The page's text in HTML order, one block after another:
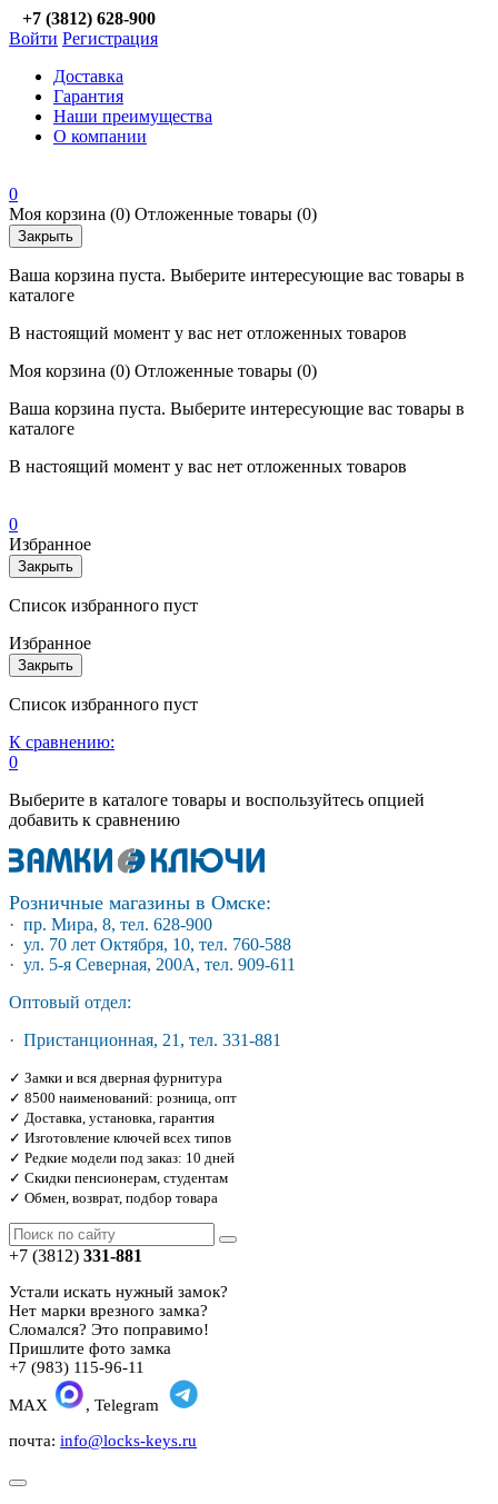
+7 (3812) 628-900
Войти Регистрация
Доставка
Гарантия
Наши преимущества
О компании
0
Моя корзина (0) Отложенные товары (0)
Закрыть
Ваша корзина пуста. Выберите интересующие вас товары в
каталоге
В настоящий момент у вас нет отложенных товаров
Моя корзина (0) Отложенные товары (0)
Ваша корзина пуста. Выберите интересующие вас товары в
каталоге
В настоящий момент у вас нет отложенных товаров
0
Избранное
Закрыть
Список избранного пуст
Избранное
Закрыть
Список избранного пуст
К сравнению:
0
Выберите в каталоге товары и воспользуйтесь опцией
добавить к сравнению
Розничные магазины в Омске:
· пр. Мира, 8, тел. 628-900
· ул. 70 лет Октября, 10, тел. 760-588
· ул. 5-я Северная, 200А, тел. 909-611
Оптовый отдел:
· Пристанционная, 21, тел. 331-881
✓ Замки и вся дверная фурнитура
✓ 8500 наименований: розница, опт
✓ Доставка, установка, гарантия
✓ Изготовление ключей всех типов
✓ Редкие модели под заказ: 10 дней
✓ Скидки пенсионерам, студентам
✓ Обмен, возврат, подбор товара
+7 (3812) 331-881
Устали искать нужный замок?
Нет марки врезного замка?
Сломался? Это поправимо!
Пришлите фото замка
+7 (983) 115-96-11
MAX
, Telegram
почта: info@locks-keys.ru